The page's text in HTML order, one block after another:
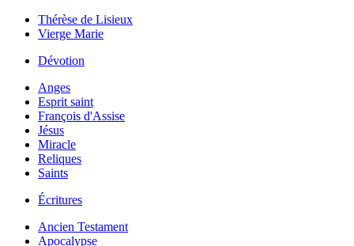
Thérèse de Lisieux
Vierge Marie
Dévotion
Anges
Esprit saint
François d'Assise
Jésus
Miracle
Reliques
Saints
Écritures
Ancien Testament
Apocalypse